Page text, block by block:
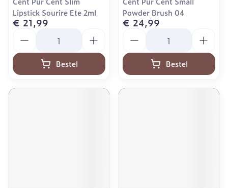
Lipstick Sourire Ete 2ml
€ 21,99
Bestel
Powder Brush 04
€ 24,99
Bestel